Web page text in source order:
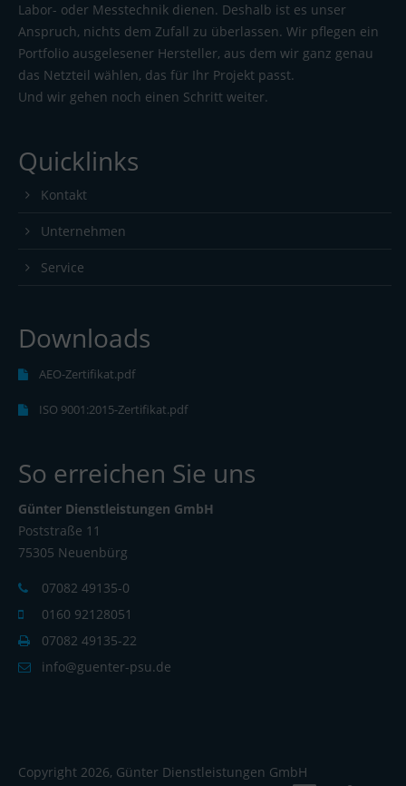
Labor- oder Messtechnik dienen. Deshalb ist es unser
Anspruch, nichts dem Zufall zu überlassen. Wir pflegen ein
Portfolio ausgelesener Hersteller, aus dem wir ganz genau
das Netzteil wählen, das für Ihr Projekt passt.
Und wir gehen noch einen Schritt weiter.
Quicklinks
Kontakt
Unternehmen
Service
Downloads
AEO-Zertifikat.pdf
ISO 9001:2015-Zertifikat.pdf
So erreichen Sie uns
Günter Dienstleistungen GmbH
Poststraße 11
75305 Neuenbürg
07082 49135-0
0160 92128051
07082 49135-22
info@guenter-psu.de
Copyright 2026, Günter Dienstleistungen GmbH